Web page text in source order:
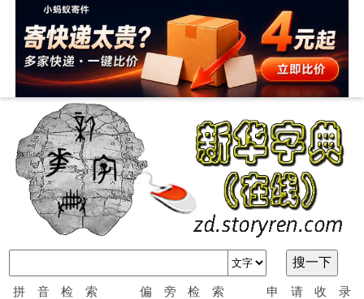
拼音检索 偏旁检索 申请收录